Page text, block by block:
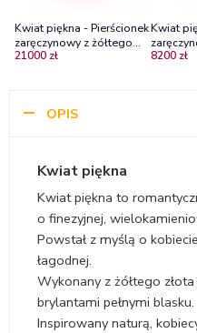
Kwiat piękna - Pierścionek
zaręczynowy z żółtego
złota z diamentami,
21000 zł
Kwiat
złota z
8200 zł
OPIS
Kwiat piękna
Kwiat piękna to
o finezyjnej,
Powstał z myślą o
łagodnej.
Wykonany z żółtego
brylantami pełnymi blasku.
Inspirowany naturą,